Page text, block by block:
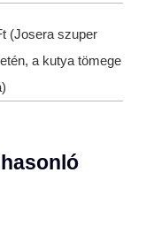
(Josera szuper
a kutya tömege